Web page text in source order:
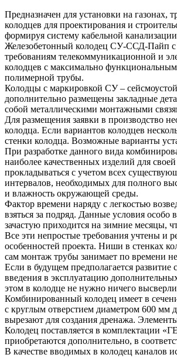
Предназначен для установки на газонах,
колодцев для проектирования и
формируя систему кабельной
Железобетонный колодец СУ-ССД-Пайп с
требованиям телекоммуникационной и
колодцев с максимально
полимерной трубы.
Колодцы с маркировкой СУ –
дополнительно размещены закладные
собой металлическими монтажными
Для размещения заявки в производство
колодца. Если вариантов колодцев
стенки колодца. Возможные варианты
При разработке данного вида
наиболее качественных изделий для
прокладываться с учетом всех
интервалов, необходимых для полного
и влажность окружающей среды.
Фактор времени наряду с легкостью
взяться за подряд. Данные условия
зачастую приходится на зимние месяцы,
Все эти непростые требования учтены и
особенностей проекта. Ниши в стенках
сам монтаж трубы занимает по времени
Если в будущем предполагается
введения в эксплуатацию
этом в колодце не нужно ничего
Комбинированный колодец имеет в
с круглым отверстием диаметром 600 мм
вырезают для создания дренажа.
Колодец поставляется в комплектации
приобретаются дополнительно, в
В качестве вводимых в колодец